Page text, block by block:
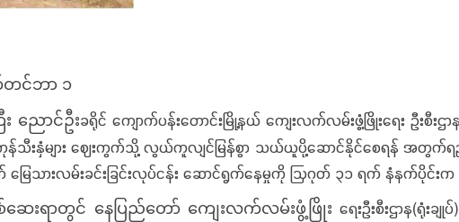
တင်ဘာ ၁
ညောင်ဦးခရိုင် ကျောက်ပန်းတောင်းမြို့နယ် ကျေးလက်လမ်းဖွံ့ဖြိုးရေး ဦး
းနှံများ ဈေးကွက်သို့ လွယ်ကူလျင်မြန်စွာ သယ်ယူပို့ဆောင်နိုင်စေရန် အတွက်ရ
မြေသားလမ်းခင်းခြင်းလုပ်ငန်း ဆောင်ရွက်နေမှုကို ဩဂုတ် ၃၁ ရက် နံနက်ပိုင်း
ရာတွင် နေပြည်တော် ကျေးလက်လမ်းဖွံ့ဖြိုး ရေးဦးစီးဌာန(ရုံး